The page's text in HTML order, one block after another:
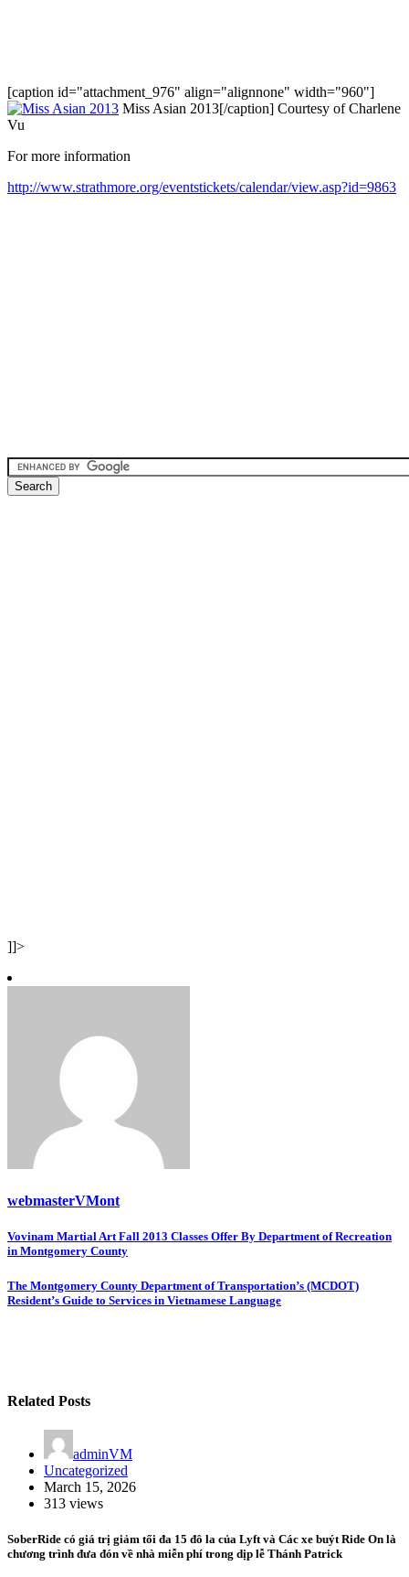
[caption id="attachment_976" align="alignnone" width="960"]
Miss Asian 2013[/caption] Courtesy of Charlene
Vu
For more information
http://www.strathmore.org/eventstickets/calendar/view.asp?id=9863
]]>
webmasterVMont
Post
navigation
Vovinam Martial Art Fall 2013 Classes Offer By Department of Recreation
in Montgomery County
The Montgomery County Department of Transportation’s (MCDOT)
Resident’s Guide to Services in Vietnamese Language
Related Posts
adminVM
Uncategorized
March 15, 2026
313 views
SoberRide có giá trị giảm tối đa 15 đô la của Lyft và Các xe buýt Ride On là
chương trình đưa đón về nhà miễn phí trong dịp lễ Thánh Patrick